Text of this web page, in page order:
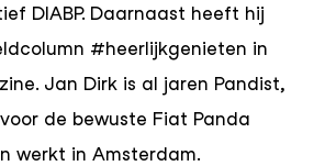
DIABP. Daarnaast heeft hij
#heerlijkgenieten in
Jan Dirk is al jaren Pandist,
de bewuste Fiat Panda
werkt in Amsterdam.